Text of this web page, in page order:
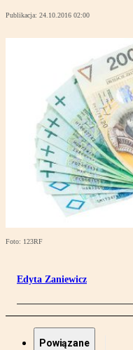
Publikacja: 24.10.2016 02:00
Foto: 123RF
Edyta Zaniewicz
Powiązane